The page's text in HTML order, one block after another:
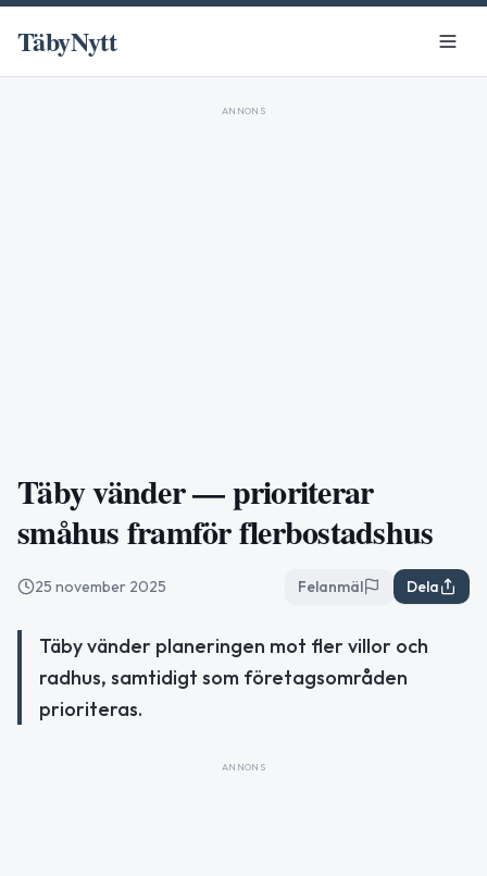
TäbyNytt
ANNONS
Täby vänder — prioriterar
småhus framför flerbostadshus
25 november 2025 Felanmäl Dela
Täby vänder planeringen mot fler villor och
radhus, samtidigt som företagsområden
prioriteras.
ANNONS